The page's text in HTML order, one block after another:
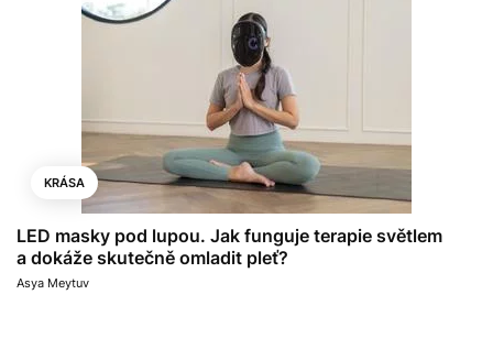
KRÁSA
LED masky pod lupou. Jak funguje terapie světlem
a dokáže skutečně omladit pleť?
Asya Meytuv